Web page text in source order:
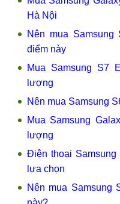
Hà Nội
Nên mua
điểm này
Mua Samsung S7
lượng
Nên mua Samsung
Mua Samsung
lượng
Điện thoại
lựa chọn
Nên mua Samsung